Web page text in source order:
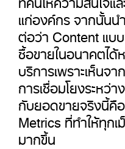
แก่องค์กร จากนั้น
ต่อว่า Content แบ
ซื้อขายในอนาคตได้
บริการเพราะเห็นจ
การเชื่อมโยงระหว่
กับยอดขายจริงนี้คื
Metrics ที่ทำให้ทุก
มากขึ้น